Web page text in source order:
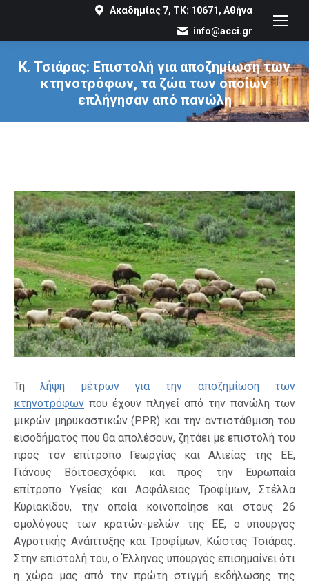
Ακαδημίας 7, ΤΚ: 10671, Αθήνα
info@acci.gr
Κ. Τσιάρας: Επιστολή για αποζημίωση των
κτηνοτρόφων, τα ζώα των οποίων
επλήγησαν από πανώλη
You are here:
Τηλήψη μέτρων για την αποζημίωση των
κτηνοτρόφων που έχουν πληγεί από την πανώλη των
μικρών μηρυκαστικών (PPR) και την αντιστάθμιση του
εισοδήματος που θα απολέσουν, ζητάει με επιστολή του
προς τον επίτροπο Γεωργίας και Αλιείας της ΕΕ,
Γιάνους Βόιτσεσχόφκι και προς την Ευρωπαία
επίτροπο Υγείας και Ασφάλειας Τροφίμων, Στέλλα
Κυριακίδου, την οποία κοινοποίησε και στους 26
ομολόγους των κρατών-μελών της ΕΕ, ο υπουργός
Αγροτικής Ανάπτυξης και Τροφίμων, Κώστας Τσιάρας.
Στην επιστολή του, ο Έλληνας υπουργός επισημαίνει ότι
η χώρα μας από την πρώτη στιγμή εκδήλωσης της